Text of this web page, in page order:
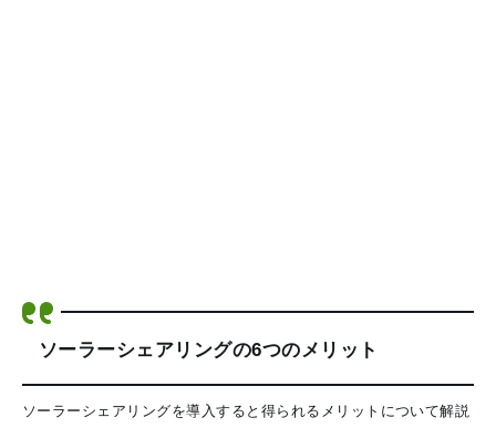
ソーラーシェアリングの6つのメリット
ソーラーシェアリングを導入すると得られるメリットについて解説